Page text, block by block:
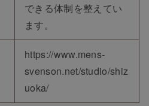
できる体制を整えてい
ます。
https://www.mens-
svenson.net/studio/shiz
uoka/